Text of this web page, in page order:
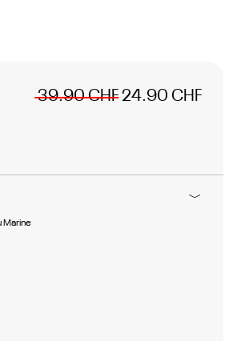
39.90 CHF24.90 CHF
Marine